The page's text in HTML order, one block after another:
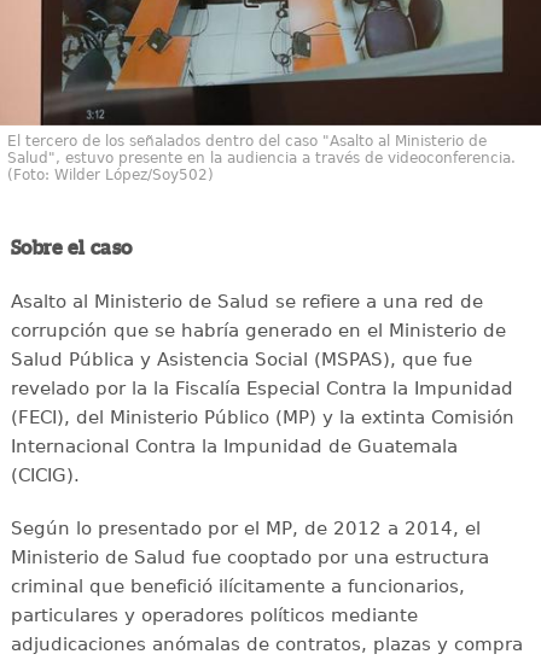
El tercero de los señalados dentro del caso "Asalto al Ministerio de
Salud", estuvo presente en la audiencia a través de videoconferencia.
(Foto: Wilder López/Soy502)
Sobre el caso
Asalto al Ministerio de Salud se refiere a una red de
corrupción que se habría generado en el Ministerio de
Salud Pública y Asistencia Social (MSPAS), que fue
revelado por la la Fiscalía Especial Contra la Impunidad
(FECI), del Ministerio Público (MP) y la extinta Comisión
Internacional Contra la Impunidad de Guatemala
(CICIG).
Según lo presentado por el MP, de 2012 a 2014, el
Ministerio de Salud fue cooptado por una estructura
criminal que benefició ilícitamente a funcionarios,
particulares y operadores políticos mediante
adjudicaciones anómalas de contratos, plazas y compra